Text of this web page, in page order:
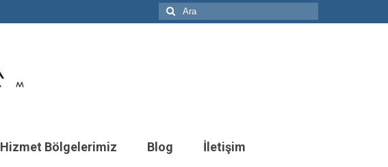
Şunu
ara:
Hizmet Bölgelerimiz Blog İletişim